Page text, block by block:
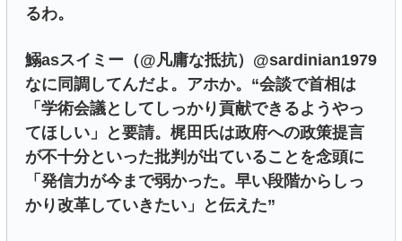
るわ。
鰯asスイミー（@凡庸な抵抗）@sardinian1979
なに同調してんだよ。アホか。“会談で首相は
「学術会議としてしっかり貢献できるようやっ
てほしい」と要請。梶田氏は政府への政策提言
が不十分といった批判が出ていることを念頭に
「発信力が今まで弱かった。早い段階からしっ
かり改革していきたい」と伝えた”